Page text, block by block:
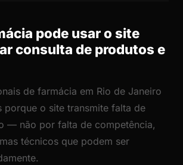
pode usar o site
consulta de produtos e
de farmácia em Rio de Janeiro
porque o site transmite falta de
— não por falta de competência,
técnicos que podem ser